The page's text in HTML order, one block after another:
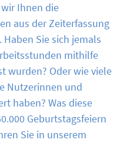
Ihnen die
aus der Zeiterfassung
Sie sich jemals
mithilfe
wurden? Oder wie viele
Nutzerinnen und
haben? Was diese
Geburtstagsfeiern
Sie in unserem